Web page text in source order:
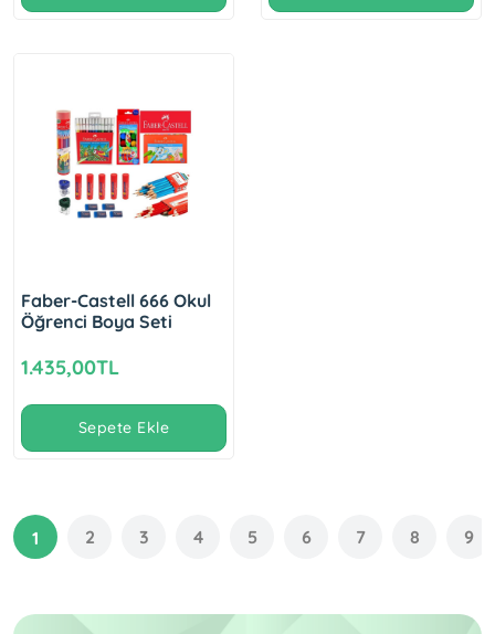
Faber-Castell 666 Okul
Öğrenci Boya Seti
1.435,00TL
Sepete Ekle
1 2 3 4 5 6 7 8 9